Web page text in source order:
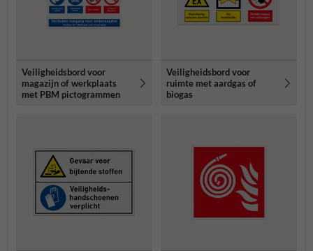
Veiligheidsbord voor
magazijn of werkplaats
met PBM pictogrammen
Veiligheidsbord voor
ruimte met aardgas of
biogas